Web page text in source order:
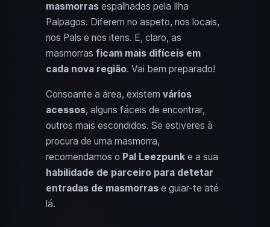
masmorras espalhadas pela Ilha
Palpagos. Diferem no aspeto, nos locais,
nos Pals e nos itens. E, claro, as
masmorras ficam mais difíceis em
cada nova região. Vai bem preparado!
Consoante a área, existem vários
acessos, alguns fáceis de encontrar,
outros mais escondidos. Se estiveres à
procura de uma masmorra,
recomendamos o Pal Leezpunk e a sua
habilidade de parceiro para detetar
entradas de masmorras e guiar-te até
lá.